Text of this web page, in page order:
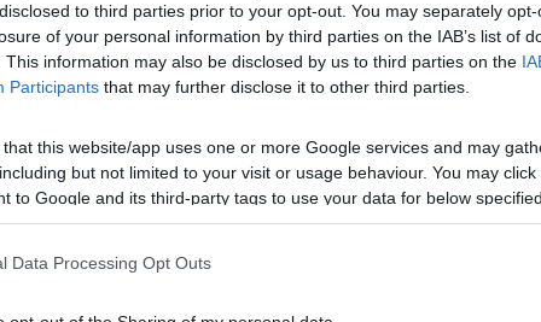
to third parties prior to your opt-out. You may separately
of your personal information by third parties on the IAB’s list of
This information may also be disclosed by us to third parties on the
Participants that may further disclose it to other third parties.
that this website/app uses one or more Google services and may
but not limited to your visit or usage behaviour. You may
to Google and its third-party tags to use your data for below
consent section.
Data Processing Opt Outs
adaptabilidadepara se ajustar e mudar, para aprender a
a resolver problemas. Isto é ter talento!
onde cerca de 70% sente dificuldade em encontrar os
não sabem tudo, mas que querem aprender tudo.
que seja necessário.
em que a aprendizagem acontece.
dentro das suas organizações para se manterem